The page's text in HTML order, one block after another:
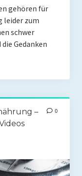
gehören für
leider zum
schwer
Gedanken
–
0